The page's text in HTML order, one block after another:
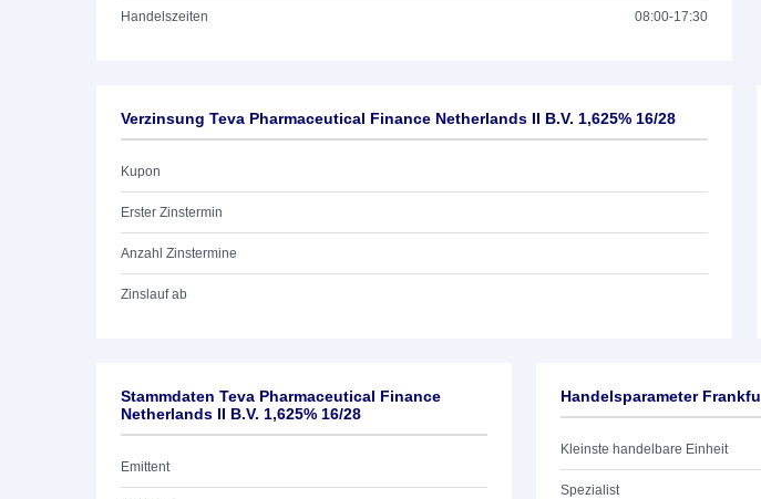
Handelszeiten 08:00-17:30
Verzinsung Teva Pharmaceutical Finance Netherlands II B.V. 1,625% 16/28
Kupon
Erster Zinstermin
Anzahl Zinstermine
Zinslauf ab
Stammdaten Teva Pharmaceutical Finance
Netherlands II B.V. 1,625% 16/28
Emittent
Handelsparameter
Kleinste handelbare Einheit
Spezialist